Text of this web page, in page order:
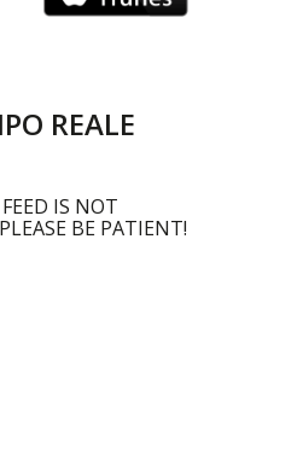
REALE
IS NOT
BE PATIENT!